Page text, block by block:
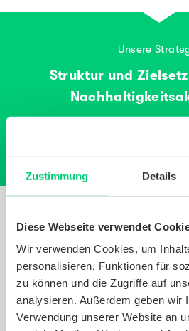
Zustimmung Details
Diese Webseite verwendet
Wir verwenden Cookies, um
personalisieren, Funktionen für
zu können und die Zugriffe auf
analysieren. Außerdem geben wir
Verwendung unserer Website an
Unsere
Struktur und
Klima.
Wir reduzieren unseren
Geräteherstellung und an